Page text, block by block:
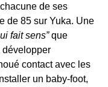
de ses
de 85 sur Yuka. Une
fait sens”que
développer
contact avec les
un baby-foot,